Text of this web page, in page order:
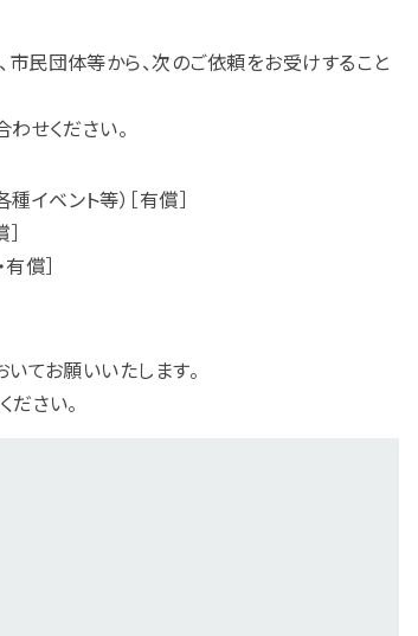
民団体等から、次のご依頼をお受けすること
せください。
ベント等）［有償］
償］
てお願いいたします。
さい。